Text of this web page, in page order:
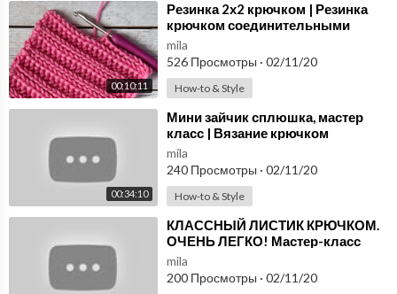
00:10:11
⁣Резинка 2х2 крючком | Резинка
крючком соединительными
столбиками с накидом
mila
526 Просмотры · 02/11/20
How-to & Style
00:34:10
⁣Мини зайчик сплюшка, мастер
класс | Вязание крючком
mila
240 Просмотры · 02/11/20
How-to & Style
⁣КЛАССНЫЙ ЛИСТИК КРЮЧКОМ.
ОЧЕНЬ ЛЕГКО! Мастер-класс
для начинающих от Shatlen
Шатлен.
mila
200 Просмотры · 02/11/20